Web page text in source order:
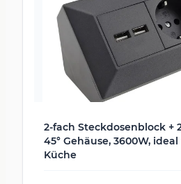
2-fach Steckdosenblock +
45° Gehäuse, 3600W,
Küche